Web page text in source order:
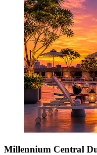
Millennium Central